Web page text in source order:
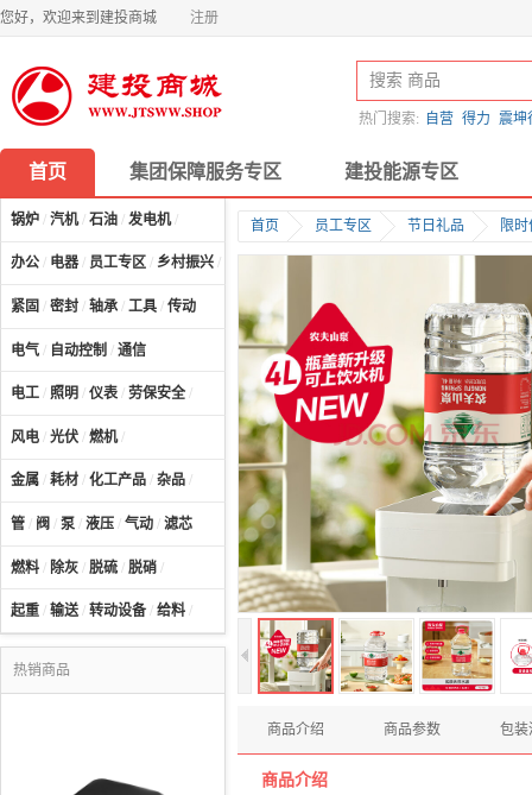
您好，欢迎来到建投商城 注册
热门搜索: 自营 得力 震坤
首页 集团保障服务专区 建投能源专区
锅炉 / 汽机/ 石油 / 发电机/
办公 / 电器 / 员工专区 / 乡村振兴 /
紧固 / 密封 / 轴承 / 工具 / 传动
电气 / 自动控制 / 通信
电工 / 照明 / 仪表 / 劳保安全 /
风电 / 光伏 / 燃机/
金属 / 耗材 / 化工产品 / 杂品 /
管 / 阀 / 泵 / 液压 / 气动 / 滤芯
燃料 / 除灰 / 脱硫 / 脱硝 /
起重 / 输送/ 转动设备 / 给料 /
热销商品
首页 员工专区 节日礼品 限
商品介绍 商品参数 包装
商品介绍